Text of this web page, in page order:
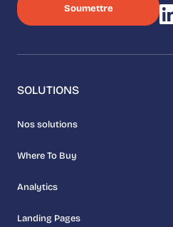
SOLUTIONS
Nos solutions
Where To Buy
Analytics
Landing Pages